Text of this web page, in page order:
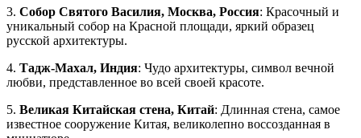
3. Собор Святого Василия, Москва, Россия: Красочный и
уникальный собор на Красной площади, яркий образец
русской архитектуры.
4. Тадж-Махал, Индия: Чудо архитектуры, символ вечной
любви, представленное во всей своей красоте.
5. Великая Китайская стена, Китай: Длинная стена, самое
известное сооружение Китая, великолепно воссозданная в